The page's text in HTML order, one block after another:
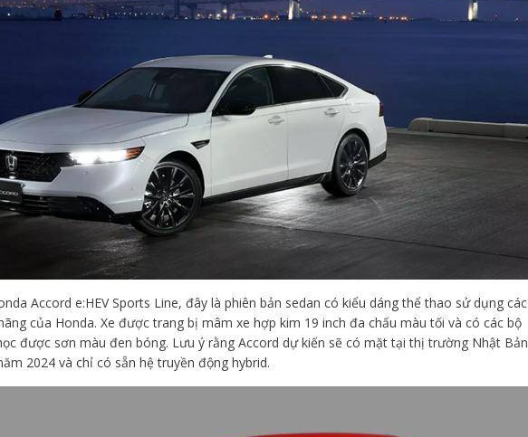
Accord e:HEV Sports Line, đây là phiên bản sedan có kiểu dáng thể thao sử dụng các
của Honda. Xe được trang bị mâm xe hợp kim 19 inch đa chấu màu tối và có các bộ
được sơn màu đen bóng. Lưu ý rằng Accord dự kiến ​​sẽ có mặt tại thị trường Nhật Bản
2024 và chỉ có sẵn hệ truyền động hybrid.